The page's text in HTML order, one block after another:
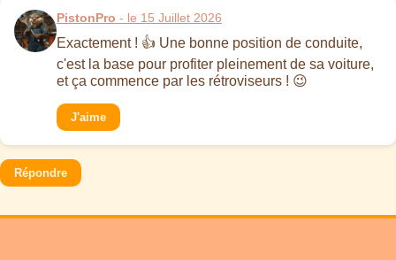
PistonPro - le 15 Juillet 2026
Exactement ! 👍 Une bonne position de conduite,
c'est la base pour profiter pleinement de sa voiture,
et ça commence par les rétroviseurs ! 😉
J'aime
Répondre